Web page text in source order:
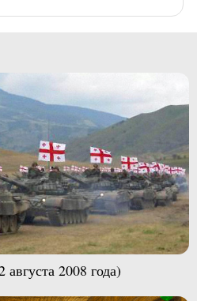
2008 года)